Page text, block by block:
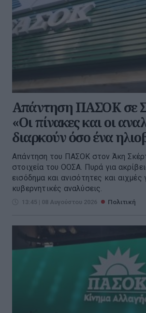
Απάντηση ΠΑΣΟΚ σε
«Οι πίνακες και οι
διαρκούν όσο ένα
Απάντηση του ΠΑΣΟΚ στον Άκη
στοιχεία του ΟΟΣΑ. Πυρά για
εισόδημα και ανισότητες και αιχμές
κυβερνητικές αναλύσεις.
13:45 | 08 Αυγούστου 2026 Πολιτική